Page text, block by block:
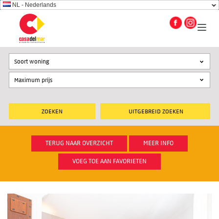
NL - Nederlands
UITGEBREID ZOEKEN
Soort woning
TERUG NAAR OVERZICHT MEER INFO
VOEG TOE AAN FAVORIETEN